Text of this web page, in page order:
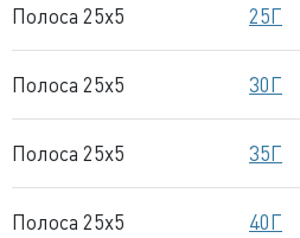
Полоса 25x5 25Г
Полоса 25x5 30Г
Полоса 25x5 35Г
Полоса 25x5 40Г